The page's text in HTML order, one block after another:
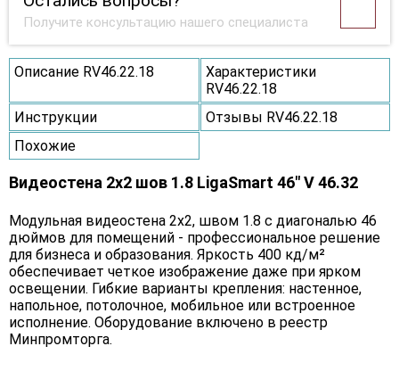
Получите консультацию нашего специалиста
Описание RV46.22.18
Характеристики
RV46.22.18
Инструкции
Отзывы RV46.22.18
Похожие
Видеостена 2x2 шов 1.8 LigaSmart 46" V 46.32
Модульная видеостена 2x2, швом 1.8 с диагональю 46
дюймов для помещений - профессиональное решение
для бизнеса и образования. Яркость 400 кд/м²
обеспечивает четкое изображение даже при ярком
освещении. Гибкие варианты крепления: настенное,
напольное, потолочное, мобильное или встроенное
исполнение. Оборудование включено в реестр
Минпромторга.